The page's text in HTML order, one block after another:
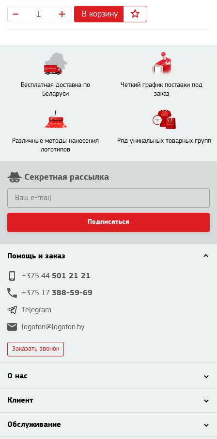
В корзину
Бесплатная доставка по
Беларуси
Четкий график поставки под
заказ
Различные методы нанесения
логотипов
Ряд уникальных товарных групп
Секретная рассылка
Подписаться
Помощь и заказ
+375 44 501 21 21
+375 17 388-59-69
Telegram
logoton@logoton.by
Заказать звонок
О нас
Клиент
Обслуживание